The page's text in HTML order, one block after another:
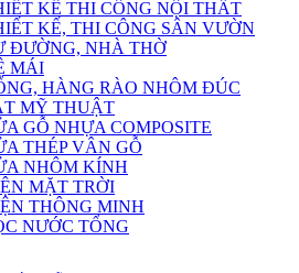
KẾ THI CÔNG NỘI THẤT
KẾ, THI CÔNG SÂN VƯỜN
ĐƯỜNG, NHÀ THỜ
MÁI
HÀNG RÀO NHÔM ĐÚC
MỸ THUẬT
GỖ NHỰA COMPOSITE
THÉP VÂN GỖ
NHÔM KÍNH
MẶT TRỜI
THÔNG MINH
NƯỚC TỔNG